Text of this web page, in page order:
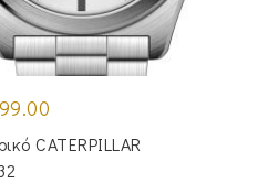
99.00
τιμή
είναι:
CATERPILLAR